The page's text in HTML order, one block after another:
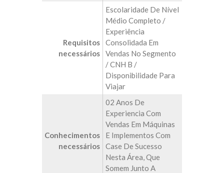
Requisitos
necessários
Escolaridade De Nível
Médio Completo /
Experiência
Consolidada Em
Vendas No Segmento
/ CNH B /
Disponibilidade Para
Viajar
Conhecimentos
necessários
02 Anos De
Experiencia Com
Vendas Em Máquinas
E Implementos Com
Case De Sucesso
Nesta Área, Que
Somem Junto A